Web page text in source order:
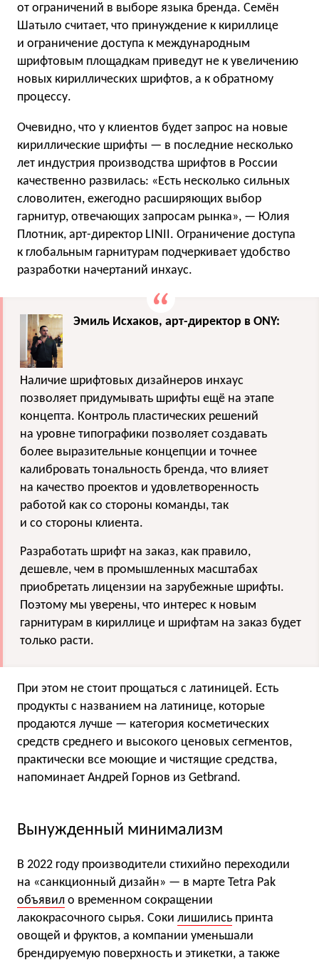
от ограничений в выборе языка бренда. Семён
Шатыло считает, что принуждение к кириллице
и ограничение доступа к международным
шрифтовым площадкам приведут не к увеличению
новых кириллических шрифтов, а к обратному
процессу.
Очевидно, что у клиентов будет запрос на новые
кириллические шрифты — в последние несколько
лет индустрия производства шрифтов в России
качественно развилась: «Есть несколько сильных
словолитен, ежегодно расширяющих выбор
гарнитур, отвечающих запросам рынка», — Юлия
Плотник, арт-директор LINII. Ограничение доступа
к глобальным гарнитурам подчеркивает удобство
разработки начертаний инхаус.
Эмиль Исхаков, арт-директор в ONY:
Наличие шрифтовых дизайнеров инхаус
позволяет придумывать шрифты ещё на этапе
концепта. Контроль пластических решений
на уровне типографики позволяет создавать
более выразительные концепции и точнее
калибровать тональность бренда, что влияет
на качество проектов и удовлетворенность
работой как со стороны команды, так
и со стороны клиента.
Разработать шрифт на заказ, как правило,
дешевле, чем в промышленных масштабах
приобретать лицензии на зарубежные шрифты.
Поэтому мы уверены, что интерес к новым
гарнитурам в кириллице и шрифтам на заказ будет
только расти.
При этом не стоит прощаться с латиницей. Есть
продукты с названием на латинице, которые
продаются лучше — категория косметических
средств среднего и высокого ценовых сегментов,
практически все моющие и чистящие средства,
напоминает Андрей Горнов из Getbrand.
Вынужденный минимализм
В 2022 году производители стихийно переходили
на «санкционный дизайн» — в марте Tetra Pak
объявил о временном сокращении
лакокрасочного сырья. Соки лишились принта
овощей и фруктов, а компании уменьшали
брендируемую поверхность и этикетки, а также